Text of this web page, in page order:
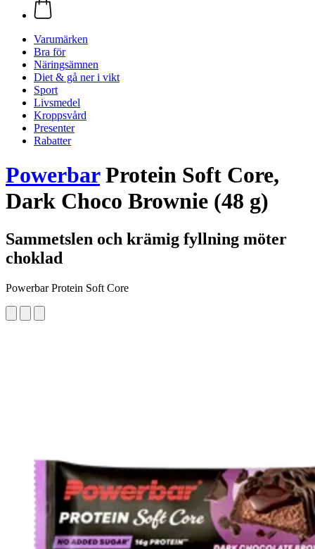
Varumärken
Bra för
Näringsämnen
Diet & gå ner i vikt
Sport
Livsmedel
Kroppsvård
Presenter
Rabatter
PowerbarProtein Soft Core,
Dark Choco Brownie (48 g)
Sammetslen och krämig fyllning möter
choklad
Powerbar Protein Soft Core